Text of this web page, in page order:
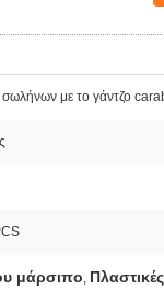
σωλήνων με το γάντζο
μάρσιπο,